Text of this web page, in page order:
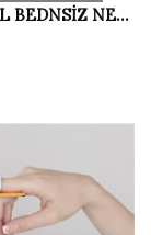
BLUEWELL BEDNSİZ NEOP.ÜST BALDIRLIK BLU118